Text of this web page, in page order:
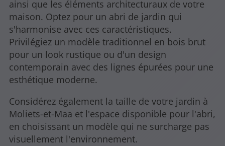
ainsi que les éléments architecturaux de votre
maison. Optez pour un abri de jardin qui
s'harmonise avec ces caractéristiques.
Privilégiez un modèle traditionnel en bois brut
pour un look rustique ou d'un design
contemporain avec des lignes épurées pour une
esthétique moderne.
Considérez également la taille de votre jardin à
Moliets-et-Maa et l'espace disponible pour l'abri,
en choisissant un modèle qui ne surcharge pas
visuellement l'environnement.